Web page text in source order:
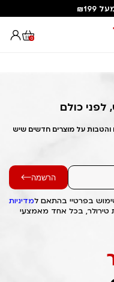
0 Out of Stock Alert
כולם
והטבות על מוצרים חדשים שיש
הרשמה
בפרטיי בהתאם למדיניות
טירולר, בכל אחד מאמצעי